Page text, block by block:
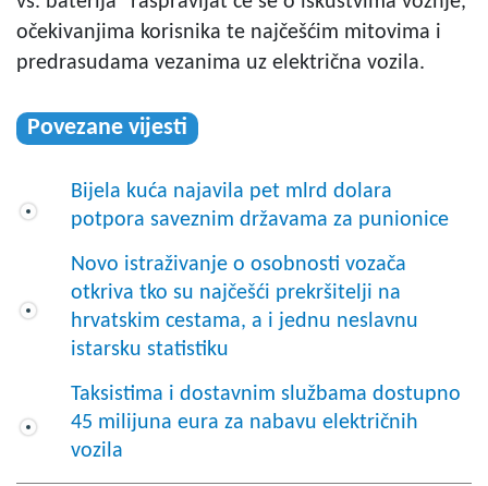
očekivanjima korisnika te najčešćim mitovima i
predrasudama vezanima uz električna vozila.
Povezane vijesti
Bijela kuća najavila pet mlrd dolara
potpora saveznim državama za punionice
Novo istraživanje o osobnosti vozača
otkriva tko su najčešći prekršitelji na
hrvatskim cestama, a i jednu neslavnu
istarsku statistiku
Taksistima i dostavnim službama dostupno
45 milijuna eura za nabavu električnih
vozila